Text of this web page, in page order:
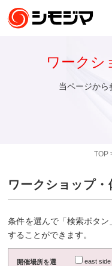
TOP
ワークシ
当ページから
ワークショップ
条件を選んで「検索ボタ
することができます。
開催場所を選
east side